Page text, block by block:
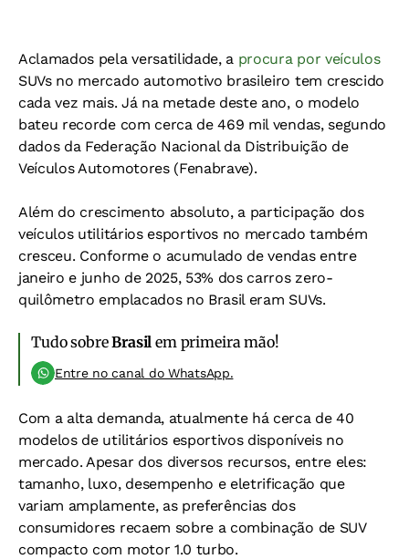
Aclamados pela versatilidade, a procura por veículos
SUVs no mercado automotivo brasileiro tem crescido
cada vez mais. Já na metade deste ano, o modelo
bateu recorde com cerca de 469 mil vendas, segundo
dados da Federação Nacional da Distribuição de
Veículos Automotores (Fenabrave).
Além do crescimento absoluto, a participação dos
veículos utilitários esportivos no mercado também
cresceu. Conforme o acumulado de vendas entre
janeiro e junho de 2025, 53% dos carros zero-
quilômetro emplacados no Brasil eram SUVs.
Tudo sobreBrasil em primeira mão!
Entre no canal do WhatsApp.
Com a alta demanda, atualmente há cerca de 40
modelos de utilitários esportivos disponíveis no
mercado. Apesar dos diversos recursos, entre eles:
tamanho, luxo, desempenho e eletrificação que
variam amplamente, as preferências dos
consumidores recaem sobre a combinação de SUV
compacto com motor 1.0 turbo.